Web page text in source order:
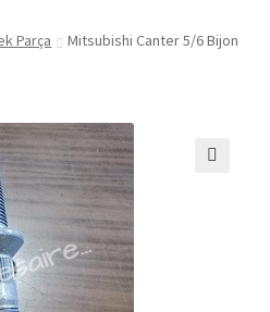
Parça
Mitsubishi Canter 5/6 Bijon